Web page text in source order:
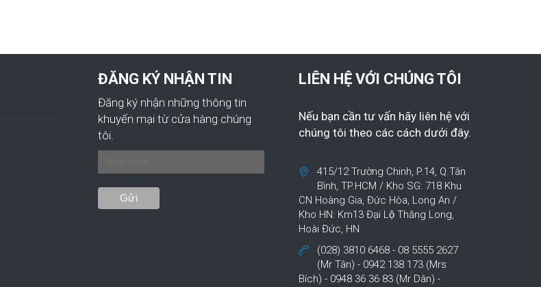
ĐĂNG KÝ NHẬN TIN
Đăng ký nhận những thông tin
khuyến mại từ cửa hàng chúng
tôi.
LIÊN HỆ VỚI CHÚNG TÔI
Nếu bạn cần tư vấn hãy liên hệ với
chúng tôi theo các cách dưới đây.
415/12 Trường Chinh, P.14, Q.Tân
Bình, TP.HCM / Kho SG: 718 Khu
CN Hoàng Gia, Đức Hòa, Long An /
Kho HN: Km13 Đại Lộ Thăng Long,
Hoài Đức, HN
(028) 3810 6468 - 08 5555 2627
(Mr Tân) - 0942 138 173 (Mrs
Bích) - 0948 36 36 83 (Mr Dân) -